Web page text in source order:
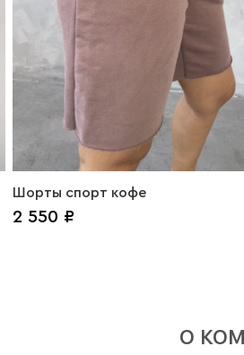
Шорты спорт кофе
2 550 ₽
О